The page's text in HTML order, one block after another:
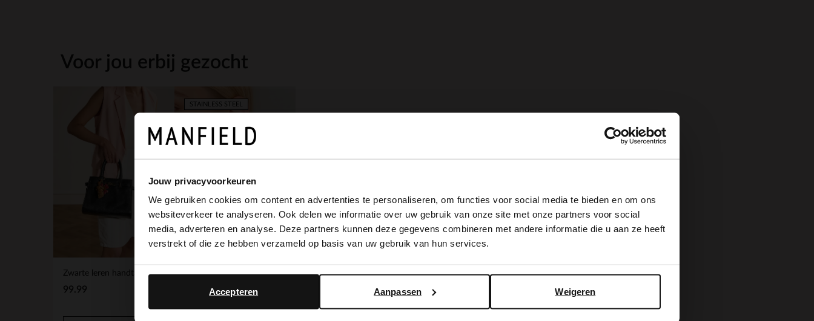
Jouw privacyvoorkeuren
We gebruiken cookies om content en advertenties te personaliseren, om functies voor social media te bieden en om ons
websiteverkeer te analyseren. Ook delen we informatie over uw gebruik van onze site met onze partners voor social
media, adverteren en analyse. Deze partners kunnen deze gegevens combineren met andere informatie die u aan ze heeft
verstrekt of die ze hebben verzameld op basis van uw gebruik van hun services.
Weigeren
Aanpassen
Accepteren
Voor jou erbij gezocht
Zwarte leren handtas
99.99
19.99
STAINLESS STEEL
BESTEL MEE
×
It looks like your language isn't Dutch. Would you like to